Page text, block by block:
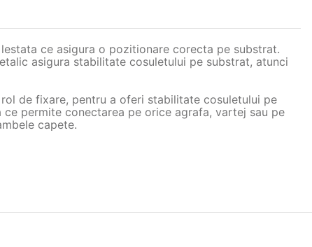
ce asigura o pozitionare corecta pe substrat.
asigura stabilitate cosuletului pe substrat, atunci
de fixare, pentru a oferi stabilitate cosuletului pe
permite conectarea pe orice agrafa, vartej sau pe
capete.